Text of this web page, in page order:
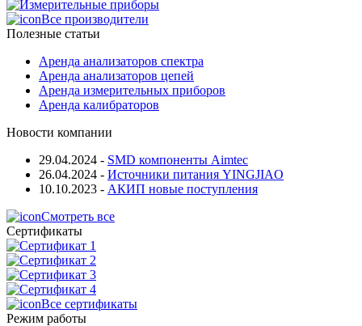
Все производители
Полезные статьи
Аренда анализаторов спектра
Аренда анализаторов цепей
Аренда измерительных приборов
Аренда калибраторов
Новости компании
29.04.2024 - SMD компоненты Aimtec
26.04.2024 - Источники питания YINGJIAO
10.10.2023 - АКИП новые поступления
Смотреть все
Сертификаты
Все сертификаты
Режим работы